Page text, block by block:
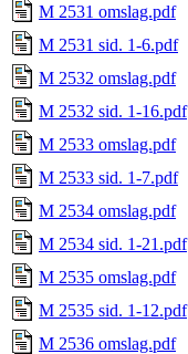
M 2531 omslag.pdf
M 2531 sid. 1-6.pdf
M 2532 omslag.pdf
M 2532 sid. 1-16.pdf
M 2533 omslag.pdf
M 2533 sid. 1-7.pdf
M 2534 omslag.pdf
M 2534 sid. 1-21.pdf
M 2535 omslag.pdf
M 2535 sid. 1-12.pdf
M 2536 omslag.pdf